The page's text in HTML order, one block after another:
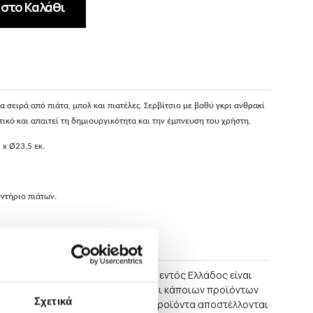
Σχετικά
Καλάθι
από πιάτα, μπολ και πιατέλες. Σερβίτσιο με βαθύ γκρι ανθρακί
και απαιτεί τη δημιουργικότητα και την έμπνευση του χρήστη.
x Ø23,5 εκ.
πιάτων.
των 60 ΕΥΡΩ η παράδοση εντός Ελλάδος είναι
μεγάλων επίπλων, καθώς και κάποιων προϊόντων
ευπαθή. Μικρότερα προϊόντα αποστέλλονται